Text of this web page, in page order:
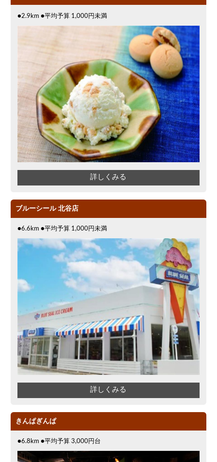
●2.9km ●平均予算 1,000円未満
詳しくみる
ブルーシール 北谷店
●6.6km ●平均予算 1,000円未満
詳しくみる
きんぱぎんぱ
●6.8km ●平均予算 3,000円台